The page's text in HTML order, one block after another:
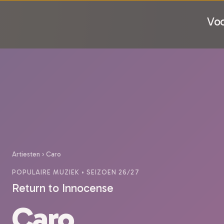
Artiesten › Caro
POPULAIRE MUZIEK • SEIZOEN 26/27
Return to Innocense